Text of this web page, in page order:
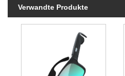
Verwandte Produkte